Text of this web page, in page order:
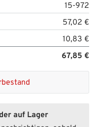
15-972
57,02 €
10,83 €
67,85 €
auf Lager